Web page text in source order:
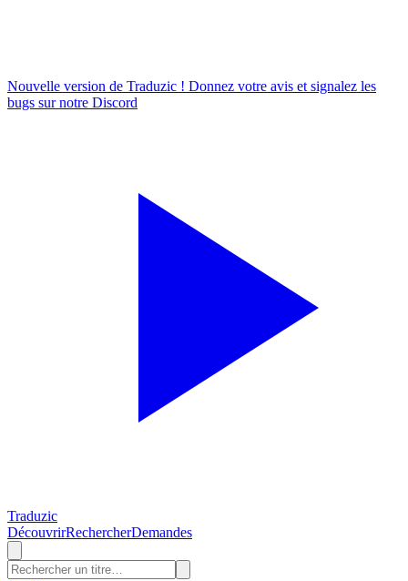
Nouvelle version de Traduzic ! Donnez votre avis et signalez les
bugs sur notre Discord
Traduzic
DécouvrirRechercherDemandes